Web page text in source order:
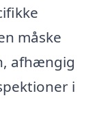
måske
afhængig
i